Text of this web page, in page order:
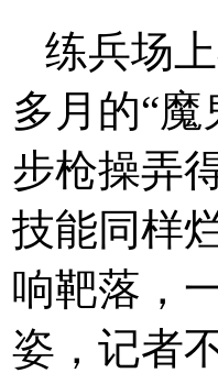
练兵场
多月的“
步枪操弄
技能同样
响靶落，
姿，记者